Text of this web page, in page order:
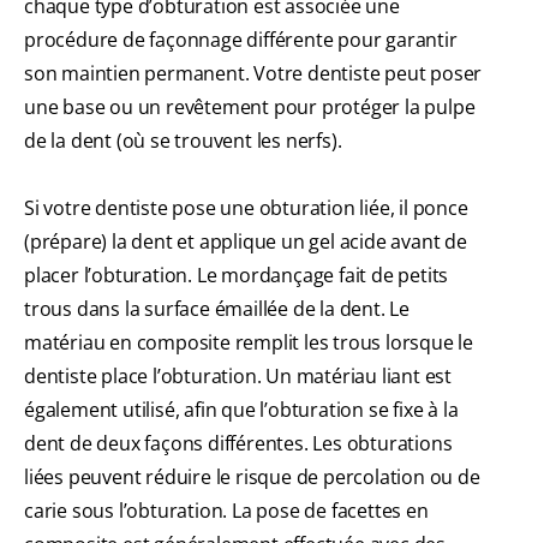
chaque type d’obturation est associée une
procédure de façonnage différente pour garantir
son maintien permanent. Votre dentiste peut poser
une base ou un revêtement pour protéger la pulpe
de la dent (où se trouvent les nerfs).
Si votre dentiste pose une obturation liée, il ponce
(prépare) la dent et applique un gel acide avant de
placer l’obturation. Le mordançage fait de petits
trous dans la surface émaillée de la dent. Le
matériau en composite remplit les trous lorsque le
dentiste place l’obturation. Un matériau liant est
également utilisé, afin que l’obturation se fixe à la
dent de deux façons différentes. Les obturations
liées peuvent réduire le risque de percolation ou de
carie sous l’obturation. La pose de facettes en